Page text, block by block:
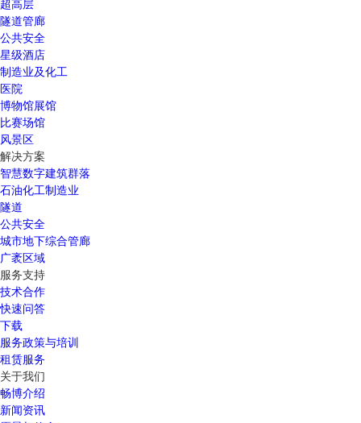
超高层
隧道管廊
公共安全
星级酒店
制造业及化工
医院
博物馆展馆
比赛场馆
风景区
解决方案
智慧数字建筑群落
石油化工制造业
隧道
公共安全
城市地下综合管廊
广袤区域
服务支持
技术合作
快速问答
下载
服务政策与培训
租赁服务
关于我们
畅博介绍
新闻资讯